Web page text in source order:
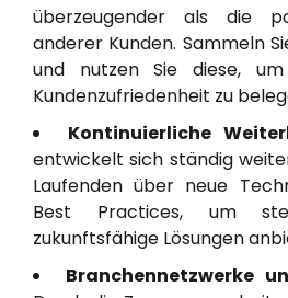
überzeugender als die
anderer Kunden. Sammeln
und nutzen Sie diese,
Kundenzufriedenheit zu
Kontinuierliche
entwickelt sich ständig
Laufenden über neue
Best Practices, um
zukunftsfähige Lösungen
Branchennetzwerke